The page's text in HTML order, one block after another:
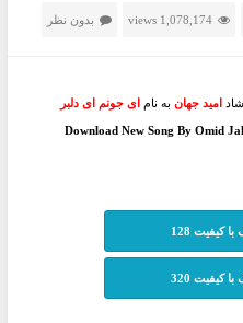
1,078,174 views بدون نظر
شادامید جهان به نام اى جونم اى دلبر
Download New Song By Omid
کیفیت 128
کیفیت 320